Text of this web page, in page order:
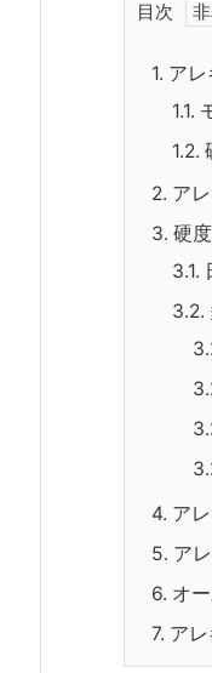
目次
1. ア
1.1.
1.2.
2. ア
3. 硬
3.1.
3.2.
4. ア
5. ア
6. オ
7. ア